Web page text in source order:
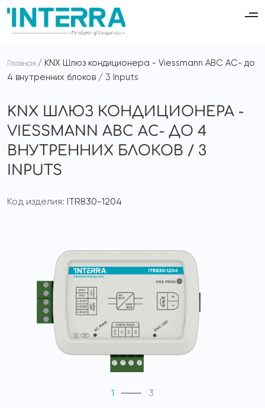
Главная
KNX Шлюз кондиционера - Viessmann ABC AC- до
4 внутренних блоков / 3 Inputs
KNX ШЛЮЗ КОНДИЦИОНЕРА -
VIESSMANN ABC AC- ДО 4
ВНУТРЕННИХ БЛОКОВ / 3
INPUTS
Код изделия: ITR830-1204
1 3